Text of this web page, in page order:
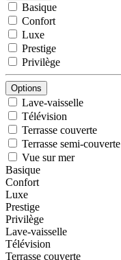
Basique
Confort
Luxe
Prestige
Privilège
Options
Lave-vaisselle
Télévision
Terrasse couverte
Terrasse semi-couverte
Vue sur mer
Basique
Confort
Luxe
Prestige
Privilège
Lave-vaisselle
Télévision
Terrasse couverte